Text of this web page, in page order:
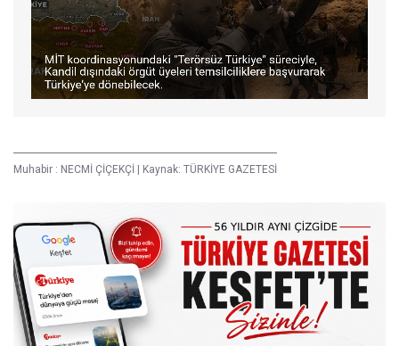
Muhabir : NECMİ ÇİÇEKÇİ | Kaynak: TÜRKİYE GAZETESİ